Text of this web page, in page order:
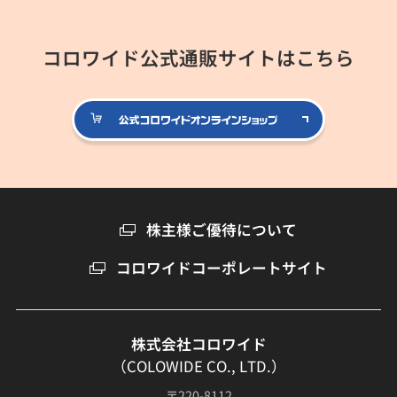
コロワイド公式通販サイトはこちら
公式コロ
株主様ご優待について
コロワイドコーポレートサイト
株式会社コロワイド
（COLOWIDE CO., LTD.）